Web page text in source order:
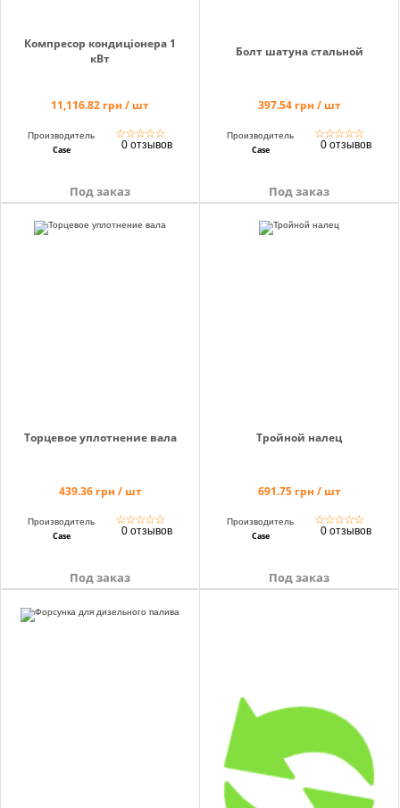
Компресор кондиціонера 1
кВт
11,116.82 грн / шт
Производитель
Case
☆☆☆☆☆
0 отзывов
Под заказ
Болт шатуна стальной
397.54 грн / шт
Производитель
Case
☆☆☆☆☆
0 отзывов
Под заказ
Торцевое уплотнение вала
439.36 грн / шт
Производитель
Case
☆☆☆☆☆
0 отзывов
Под заказ
Тройной налец
691.75 грн / шт
Производитель
Case
☆☆☆☆☆
0 отзывов
Под заказ